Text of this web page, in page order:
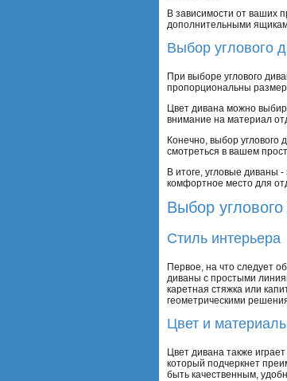
В зависимости от ваших
дополнительными
Выбор углового
При выборе углового
пропорциональны
Цвет дивана можно
внимание на материал
Конечно, выбор углового
смотреться в вашем
В итоге, угловые диваны
комфортное место для
Выбор
Стиль интерьера
Первое, на что следует
диваны с простыми
каретная стяжка или
геометрическими
Цвет и
Цвет дивана также
который подчеркнет
быть качественным,